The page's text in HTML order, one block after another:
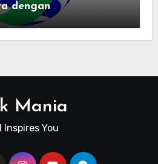
dengan
untuk mempercepat
— raksasa
Mania
Inspires You